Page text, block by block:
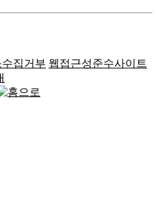
집거부 웹접근성준수사이트